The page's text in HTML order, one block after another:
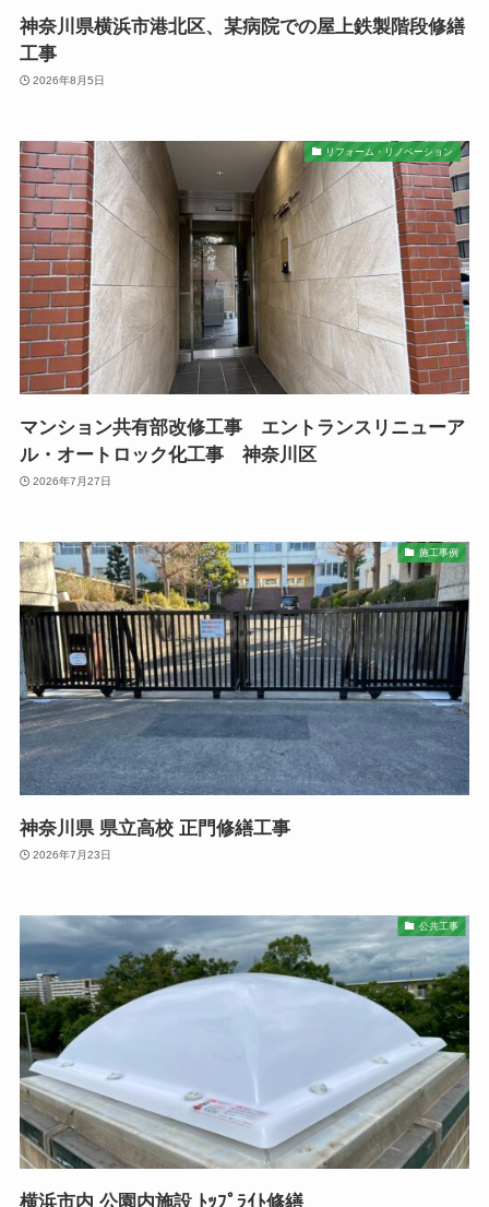
神奈川県横浜市港北区、某病院での屋上鉄製階段修繕
工事
2026年8月5日
リフォーム・リノベーション
マンション共有部改修工事 エントランスリニューア
ル・オートロック化工事 神奈川区
2026年7月27日
施工事例
神奈川県 県立高校 正門修繕工事
2026年7月23日
公共工事
横浜市内 公園内施設 ﾄｯﾌﾟﾗｲﾄ修繕